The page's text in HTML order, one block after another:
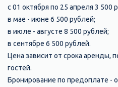
с 01 октября по 25 апреля 3 500
в мае - июне 6 500 рублей;
в июле - августе 8 500 рублей;
в сентябре 6 500 рублей.
Цена зависит от срока аренды,
гостей.
Бронирование по предоплате -